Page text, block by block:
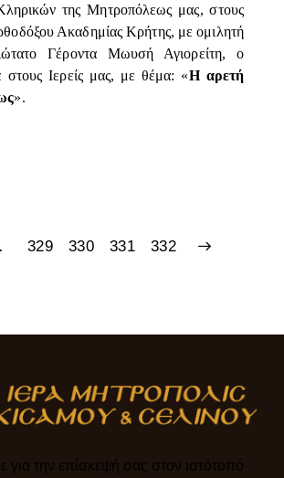
της Μητροπόλεως μας, στους
Ακαδημίας Κρήτης, με ομιλητή
Γέροντα Μωυσή Αγιορείτη, ο
στους Ιερείς μας, με θέμα: «Η αρετή
».
329 330 331 332
>
για την επίσκεψή σας στον ιστότοπό